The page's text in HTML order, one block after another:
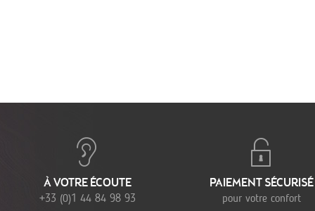
À VOTRE ÉCOUTE
+33 (0)1 44 84 98 93
PAIEMENT SÉCURISÉ
pour votre confort